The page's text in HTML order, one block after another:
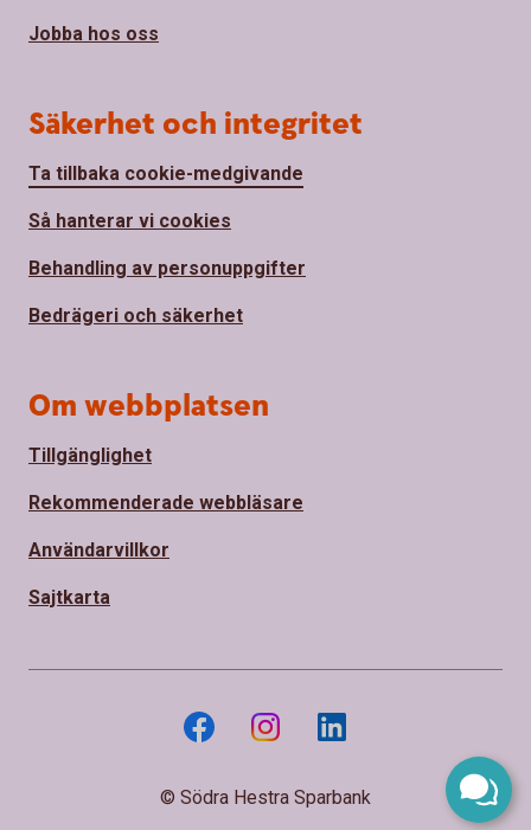
Jobba hos oss
Säkerhet och integritet
Ta tillbaka cookie-medgivande
Så hanterar vi cookies
Behandling av personuppgifter
Bedrägeri och säkerhet
Om webbplatsen
Tillgänglighet
Rekommenderade webbläsare
Användarvillkor
Sajtkarta
© Södra Hestra Sparbank